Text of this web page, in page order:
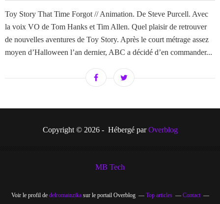
Toy Story That Time Forgot // Animation. De Steve Purcell. Avec
la voix VO de Tom Hanks et Tim Allen. Quel plaisir de retrouver
de nouvelles aventures de Toy Story. Après le court métrage assez
moyen d’Halloween l’an dernier, ABC a décidé d’en commander...
Copyright © 2026 - Hébergé parOverblog
MB Tech
Voir le profil de delromainzikasur le portail Overblog Top articles Contact